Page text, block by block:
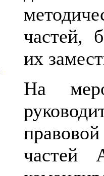
частей,
их
На